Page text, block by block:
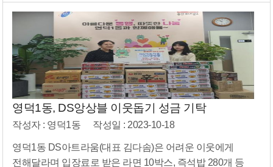
영덕1동, DS앙상블 이웃돕기 성금 기탁
작성자 : 영덕1동 작성일 : 2023-10-18
영덕1동 DS아트라움(대표 김다솜)은 어려운 이웃에게
전해달라며 입장료로 받은 라면 10박스, 즉석밥 280개 등